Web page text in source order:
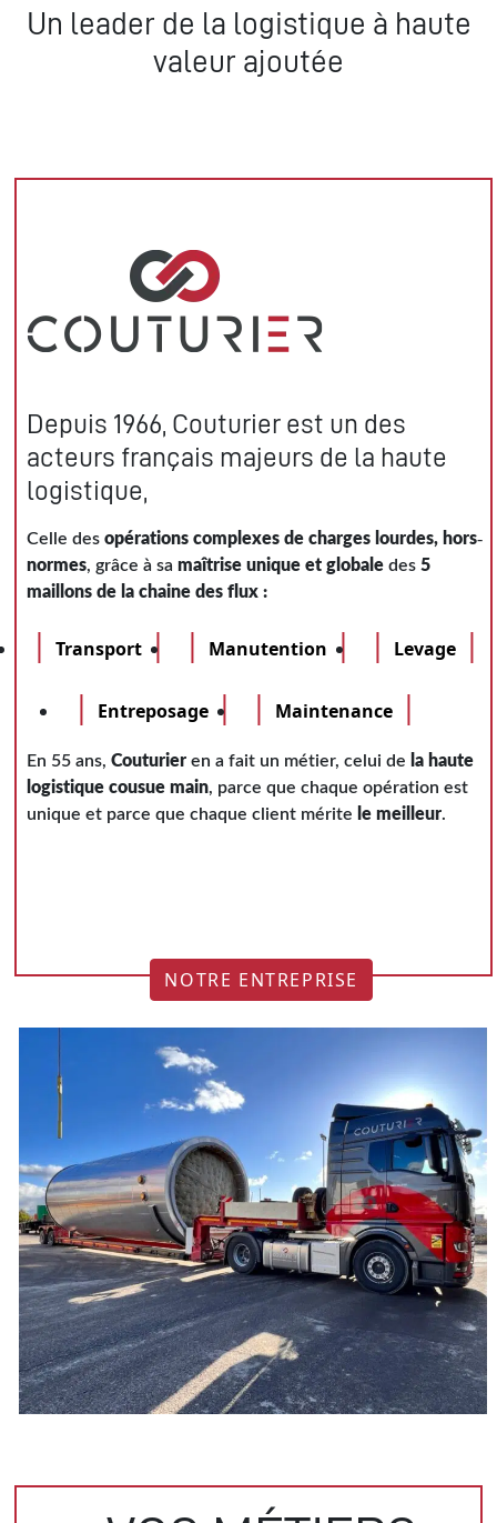
Transport
Un leader de la logistique à haute
valeur ajoutée
Depuis 1966, Couturier est un des
acteurs français majeurs de la haute
logistique,
Celle des opérations complexes de charges lourdes, hors-
normes, grâce à sa maîtrise unique et globale des 5
maillons de la chaine des flux :
Transport Manutention Levage
Entreposage Maintenance
En 55 ans, Couturier en a fait un métier, celui de la haute
logistique cousue main, parce que chaque opération est
unique et parce que chaque client mérite le meilleur.
NOTRE ENTREPRISE